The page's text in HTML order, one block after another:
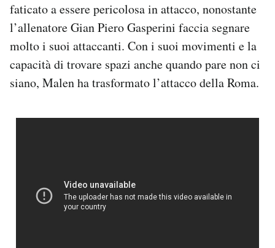
faticato a essere pericolosa in attacco, nonostante
l’allenatore Gian Piero Gasperini faccia segnare
molto i suoi attaccanti. Con i suoi movimenti e la
capacità di trovare spazi anche quando pare non ci
siano, Malen ha trasformato l’attacco della Roma.